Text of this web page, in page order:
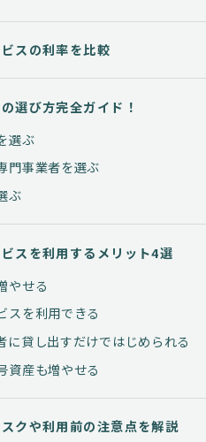
スの利率を比較
選び方完全ガイド！
選ぶ
門事業者を選ぶ
ぶ
スを利用するメリット4選
やせる
スを利用できる
に貸し出すだけではじめられる
資産も増やせる
クや利用前の注意点を解説